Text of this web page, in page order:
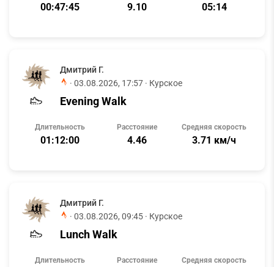
00:47:45 9.10 05:14
Дмитрий Г.
· 03.08.2026, 17:57 · Курское
Evening Walk
Длительность
01:12:00
Расстояние
4.46
Средняя скорость
3.71 км/ч
Дмитрий Г.
· 03.08.2026, 09:45 · Курское
Lunch Walk
Длительность Расстояние Средняя скорость